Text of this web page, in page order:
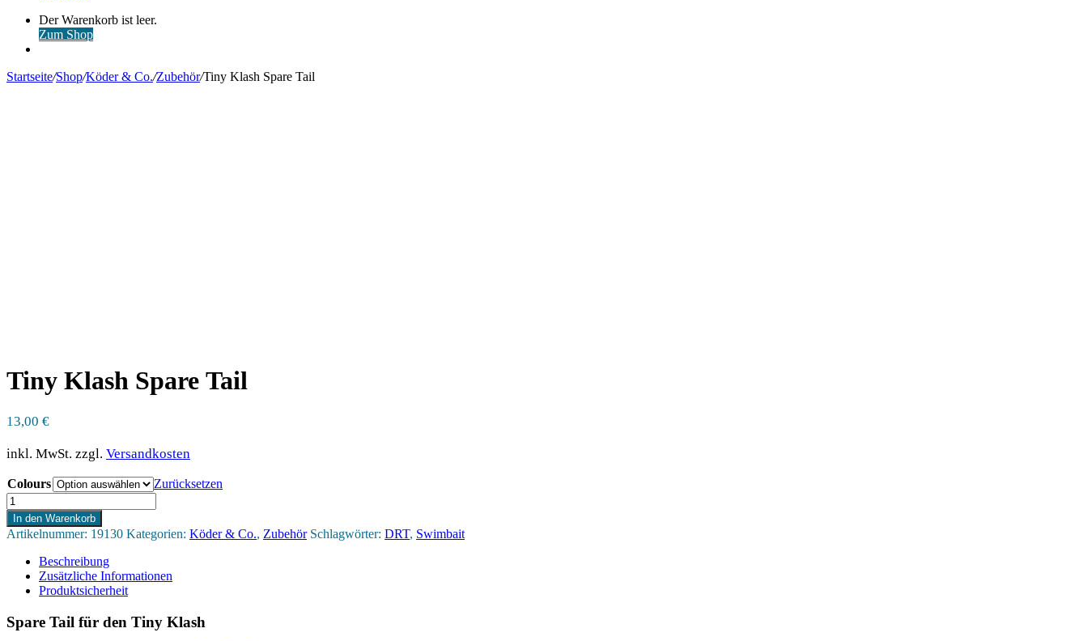
Warenkorb
ansehen
Der Warenkorb ist leer.
Zum Shop
Startseite/Shop/Köder & Co./Zubehör/Tiny Klash Spare Tail
Tiny Klash Spare Tail
13,00 €
inkl. MwSt. zzgl. Versandkosten
Colours
Zurücksetzen
Tiny
Klash
Spare
Tail
Menge
In den Warenkorb
Artikelnummer: 19130 Kategorien: Köder & Co., Zubehör Schlagwörter: DRT, Swimbait
Beschreibung
Zusätzliche Informationen
Produktsicherheit
Spare Tail für den Tiny Klash